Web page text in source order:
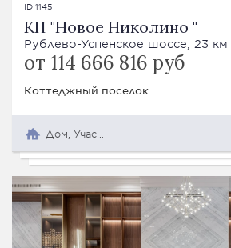
ID 1145
КП "Новое Николино "
Рублево-Успенское шоссе, 23 км
от 114 666 816 руб
Коттеджный поселок
Дом, Участок